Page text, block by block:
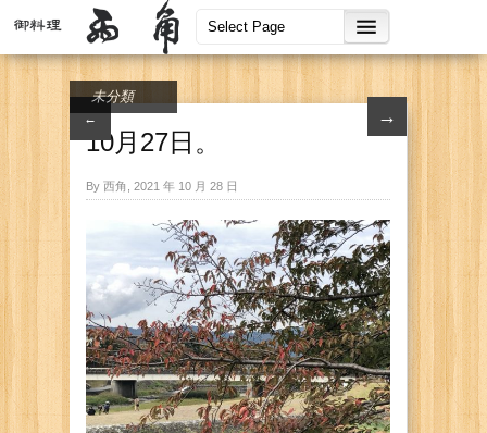
← →
未分類
10月27日。
By 西角, 2021 年 10 月 28 日